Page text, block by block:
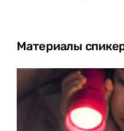
Материалы